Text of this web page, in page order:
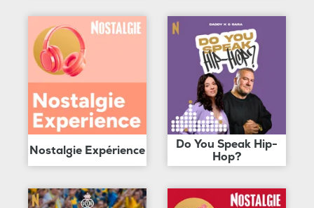
Nostalgie Expérience
Do You Speak Hip-
Hop?